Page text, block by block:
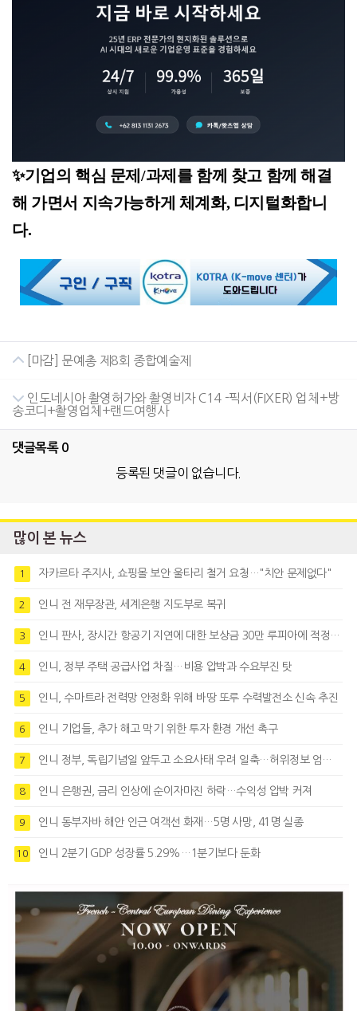
✨기업의 핵심 문제/과제를 함께 찾고 함께 해결
해 가면서 지속가능하게 체계화, 디지털화합니
다.
[마감] 문예총 제8회 종합예술제
인도네시아 촬영허가와 촬영비자 C14 -픽서(FIXER) 업체+방
송코디+촬영업체+랜드여행사
댓글목록 0
등록된 댓글이 없습니다.
많이 본 뉴스
1 자카르타 주지사, 쇼핑몰 보안 울타리 철거 요청…"치안 문제없다"
2 인니 전 재무장관, 세계은행 지도부로 복귀
3 인니 판사, 장시간 항공기 지연에 대한 보상금 30만 루피아에 적정성 제기
4 인니, 정부 주택 공급사업 차질…비용 압박과 수요부진 탓
5 인니, 수마트라 전력망 안정화 위해 바땅 또루 수력발전소 신속 추진
6 인니 기업들, 추가 해고 막기 위한 투자 환경 개선 촉구
7 인니 정부, 독립기념일 앞두고 소요사태 우려 일축…허위정보 엄정대응
8 인니 은행권, 금리 인상에 순이자마진 하락…수익성 압박 커져
9 인니 동부자바 해안 인근 여객선 화재…5명 사망, 41명 실종
10 인니 2분기 GDP 성장률 5.29%…1분기보다 둔화